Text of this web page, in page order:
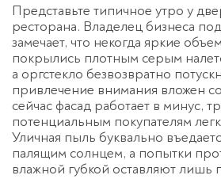
Представьте типичное утро у
ресторана. Владелец бизнеса
замечает, что некогда яркие
покрылись плотным серым
а оргстекло безвозвратно
привлечение внимания вложен
сейчас фасад работает в минус,
потенциальным покупателям
Уличная пыль буквально
палящим солнцем, а попытки
влажной губкой оставляют лишь